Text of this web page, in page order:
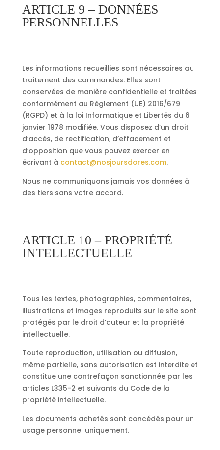
ARTICLE 9 – DONNÉES
PERSONNELLES
Les informations recueillies sont nécessaires au
traitement des commandes. Elles sont
conservées de manière confidentielle et traitées
conformément au Règlement (UE) 2016/679
(RGPD) et à la loi Informatique et Libertés du 6
janvier 1978 modifiée. Vous disposez d’un droit
d’accès, de rectification, d’effacement et
d’opposition que vous pouvez exercer en
écrivant à contact@nosjoursdores.com.
Nous ne communiquons jamais vos données à
des tiers sans votre accord.
ARTICLE 10 – PROPRIÉTÉ
INTELLECTUELLE
Tous les textes, photographies, commentaires,
illustrations et images reproduits sur le site sont
protégés par le droit d’auteur et la propriété
intellectuelle.
Toute reproduction, utilisation ou diffusion,
même partielle, sans autorisation est interdite et
constitue une contrefaçon sanctionnée par les
articles L335-2 et suivants du Code de la
propriété intellectuelle.
Les documents achetés sont concédés pour un
usage personnel uniquement.